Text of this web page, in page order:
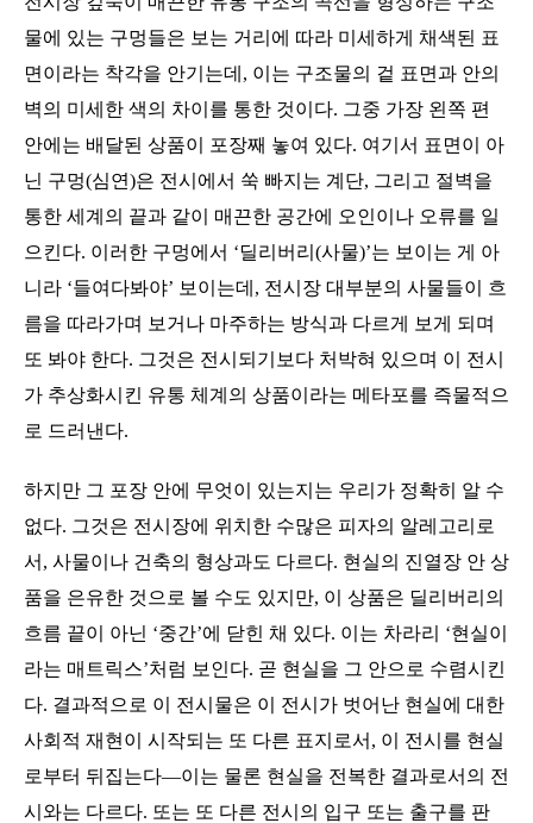
물에 있는 구멍들은 보는 거리에 따라 미세하게 채색된 표
면이라는 착각을 안기는데 , 이는 구조물의 겉 표면과 안의
벽의 미세한 색의 차이를 통한 것이다. 그중 가장 왼쪽 편
안에는 배달된 상품이 포장째 놓여 있다. 여기서 표면이 아
닌 구멍(심연)은 전시에서 쑥 빠지는 계단, 그리고 절벽을
통한 세계의 끝과 같이 매끈한 공간에 오인이나 오류를 일
으킨다. 이러한 구멍에서 ‘딜리버리 (사물)’는 보이는 게 아
니라 ‘들여다봐야’ 보이는데 , 전시장 대부분의 사물들이 흐
름을 따라가며 보거나 마주하는 방식과 다르게 보게 되며
또 봐야 한다. 그것은 전시되기보다 처박혀 있으며 이 전시
가 추상화시킨 유통 체계의 상품이라는 메타포를 즉물적으
로 드러낸다.
하지만 그 포장 안에 무엇이 있는지는 우리가 정확히 알 수
없다. 그것은 전시장에 위치한 수많은 피자의 알레고리로
서 , 사물이나 건축의 형상과도 다르다. 현실의 진열장 안 상
품을 은유한 것으로 볼 수도 있지만, 이 상품은 딜리버리의
흐름 끝이 아닌 ‘중간’에 닫힌 채 있다. 이는 차라리 ‘현실이
라는 매트릭스’처럼 보인다. 곧 현실을 그 안으로 수렴시킨
다. 결과적으로 이 전시물은 이 전시가 벗어난 현실에 대한
사회적 재현이 시작되는 또 다른 표지로서 , 이 전시를 현실
로부터 뒤집는다―이는 물론 현실을 전복한 결과로서의 전
시와는 다르다. 또는 또 다른 전시의 입구 또는 출구를 판